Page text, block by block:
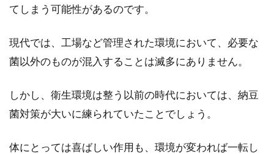
てしまう可能性があるのです。
現代では、工場など管理された環境において、必要な
菌以外のものが混入することは滅多にありません。
しかし、衛生環境は整う以前の時代においては、納豆
菌対策が大いに練られていたことでしょう。
体にとっては喜ばしい作用も、環境が変われば一転し